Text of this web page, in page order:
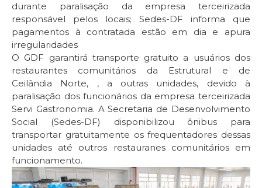
durante paralisação da empresa terceirizada
responsável pelos locais; Sedes-DF informa que
pagamentos à contratada estão em dia e apura
irregularidades
O GDF garantirá transporte gratuito a usuários dos
restaurantes comunitários da Estrutural e de
Ceilândia Norte, , a outras unidades, devido à
paralisação dos funcionários da empresa terceirizada
Servi Gastronomia. A Secretaria de Desenvolvimento
Social (Sedes-DF) disponibilizou ônibus para
transportar gratuitamente os frequentadores dessas
unidades até outros restauranes comunitários em
funcionamento.